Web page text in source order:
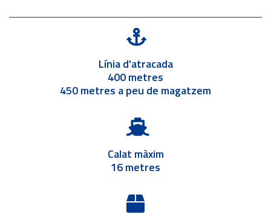
Línia d'atracada
400 metres
450 metres a peu de magatzem
Calat màxim
16 metres